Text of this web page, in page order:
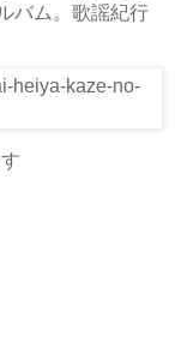
バム。歌謡紀行